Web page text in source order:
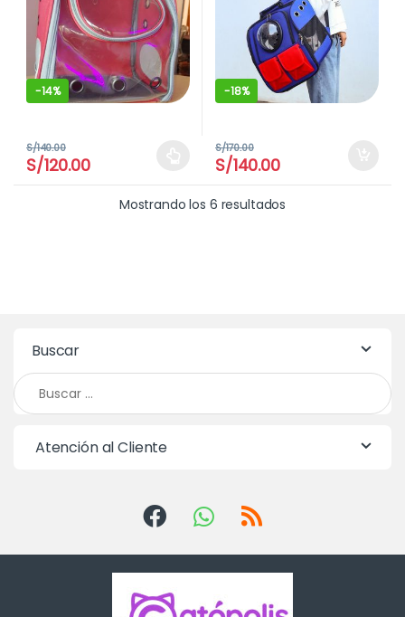
-14%
S/120.00
S/140.00
Este producto tiene múltiples variantes. Las opciones se
-18%
S/140.00
S/170.00
Mostrando los 6 resultados
Buscar
Buscar:
Atención al Cliente